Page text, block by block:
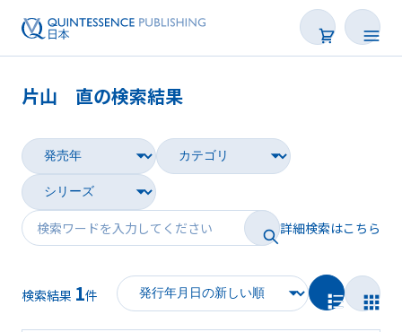
雑誌
映像
電子BOOK
著者一覧
片山 直の検索結果
詳細検索はこちら
検索結果 1件